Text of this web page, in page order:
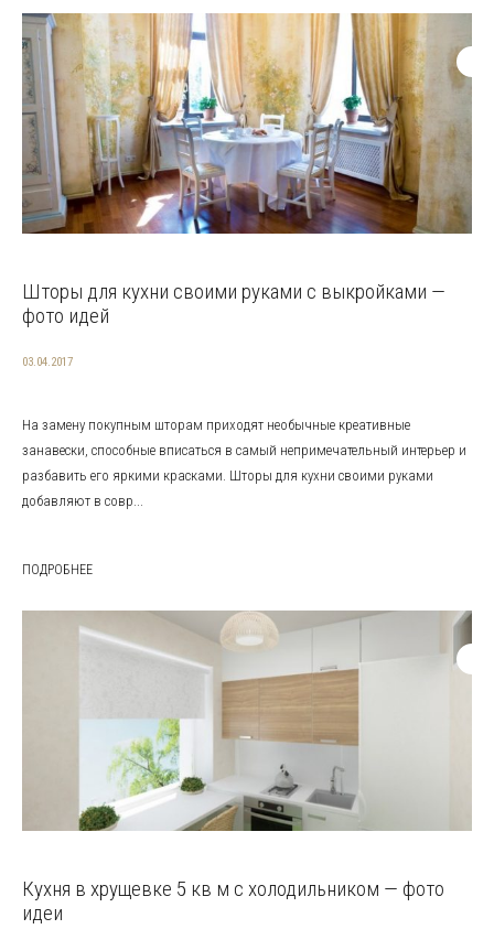
Шторы для кухни своими руками с выкройками —
фото идей
03.04.2017
На замену покупным шторам приходят необычные креативные
занавески, способные вписаться в самый непримечательный интерьер и
разбавить его яркими красками. Шторы для кухни своими руками
добавляют в совр...
ПОДРОБНЕЕ
Кухня в хрущевке 5 кв м с холодильником — фото
идеи